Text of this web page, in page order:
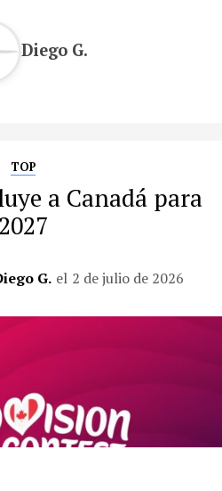
Diego G.
TOP
a Canadá para
2027
G. el 2 de julio de 2026